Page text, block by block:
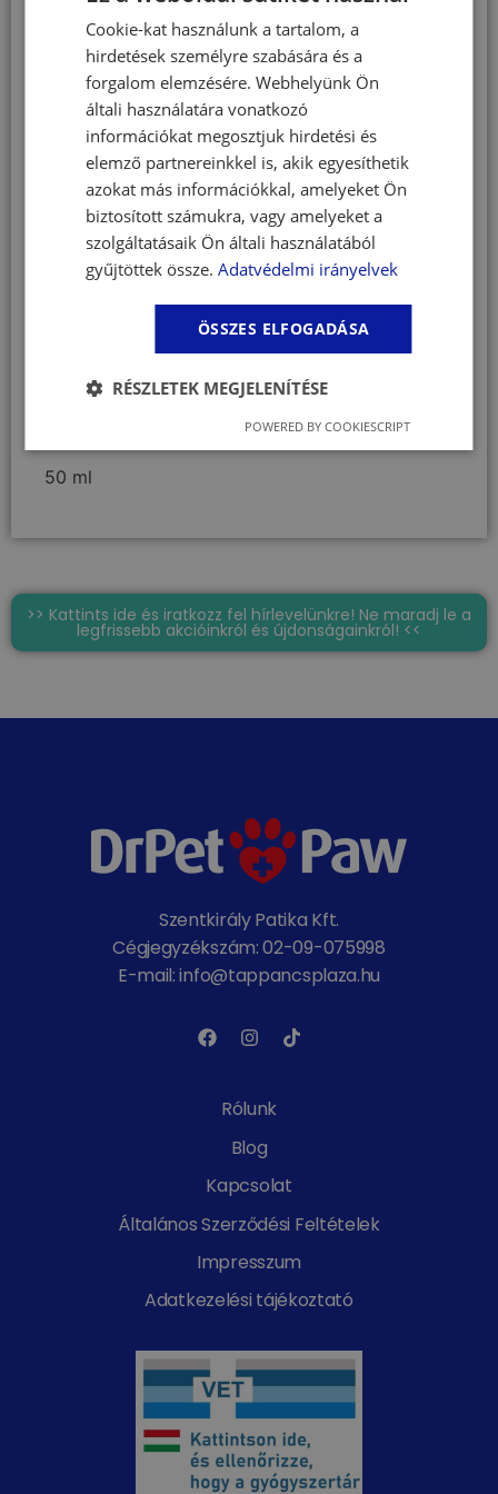
Összetétel:
Pórsáfrány olaj
Klórhexidin-digükonát
Tris-EDTA
Alkalmazás:
Szájbűz enyhítésére.
Segít megelőzni a plakk-képződést.
Foghúzás után elősegíti a megfelelő
szájhigiénia fenntartását.
Használat:
A gélt kenjük az ínyre és dörzsöljük be. Naponta
50 ml
>> Kattints ide és iratkozz fel hírlevelünkre! Ne maradj le a
legfrissebb akcióinkról és újdonságainkról! <<
Szentkirály Patika Kft.
Cégjegyzékszám: 02-09-075998
E-mail: info@tappancsplaza.hu
Rólunk
Blog
Kapcsolat
Általános Szerződési Feltételek
Impresszum
Adatkezelési tájékoztató
Cookie-kat használunk a tartalom, a
hirdetések személyre szabására és a
forgalom elemzésére. Webhelyünk Ön
általi használatára vonatkozó
információkat megosztjuk hirdetési és
elemző partnereinkkel is, akik egyesíthetik
azokat más információkkal, amelyeket Ön
biztosított számukra, vagy amelyeket a
szolgáltatásaik Ön általi használatából
gyűjtöttek össze.Adatvédelmi irányelvek
ÖSSZES ELFOGADÁSA
RÉSZLETEK MEGJELENÍTÉSE
POWERED BY COOKIESCRIPT